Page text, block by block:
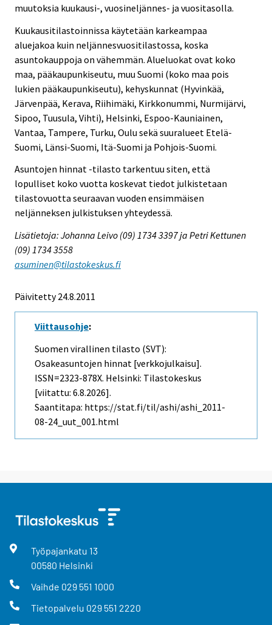
muutoksia kuukausi-, vuosineljännes- ja vuositasolla.
Kuukausitilastoinnissa käytetään karkeampaa
aluejakoa kuin neljännesvuositilastossa, koska
asuntokauppoja on vähemmän. Alueluokat ovat koko
maa, pääkaupunkiseutu, muu Suomi (koko maa pois
lukien pääkaupunkiseutu), kehyskunnat (Hyvinkää,
Järvenpää, Kerava, Riihimäki, Kirkkonummi, Nurmijärvi,
Sipoo, Tuusula, Vihti), Helsinki, Espoo-Kauniainen,
Vantaa, Tampere, Turku, Oulu sekä suuralueet Etelä-
Suomi, Länsi-Suomi, Itä-Suomi ja Pohjois-Suomi.
Asuntojen hinnat -tilasto tarkentuu siten, että
lopulliset koko vuotta koskevat tiedot julkistetaan
tilastovuotta seuraavan vuoden ensimmäisen
neljänneksen julkistuksen yhteydessä.
Lisätietoja: Johanna Leivo (09) 1734 3397 ja Petri Kettunen
(09) 1734 3558
asuminen@tilastokeskus.fi
Päivitetty 24.8.2011
Viittausohje:
Suomen virallinen tilasto (SVT):
Osakeasuntojen hinnat [verkkojulkaisu].
ISSN=2323-878X. Helsinki: Tilastokeskus
[viitattu: 6.8.2026].
Saantitapa: https://stat.fi/til/ashi/ashi_2011-
08-24_uut_001.html
Työpajankatu 13
00580 Helsinki
Vaihde 029 551 1000
Tietopalvelu 029 551 2220